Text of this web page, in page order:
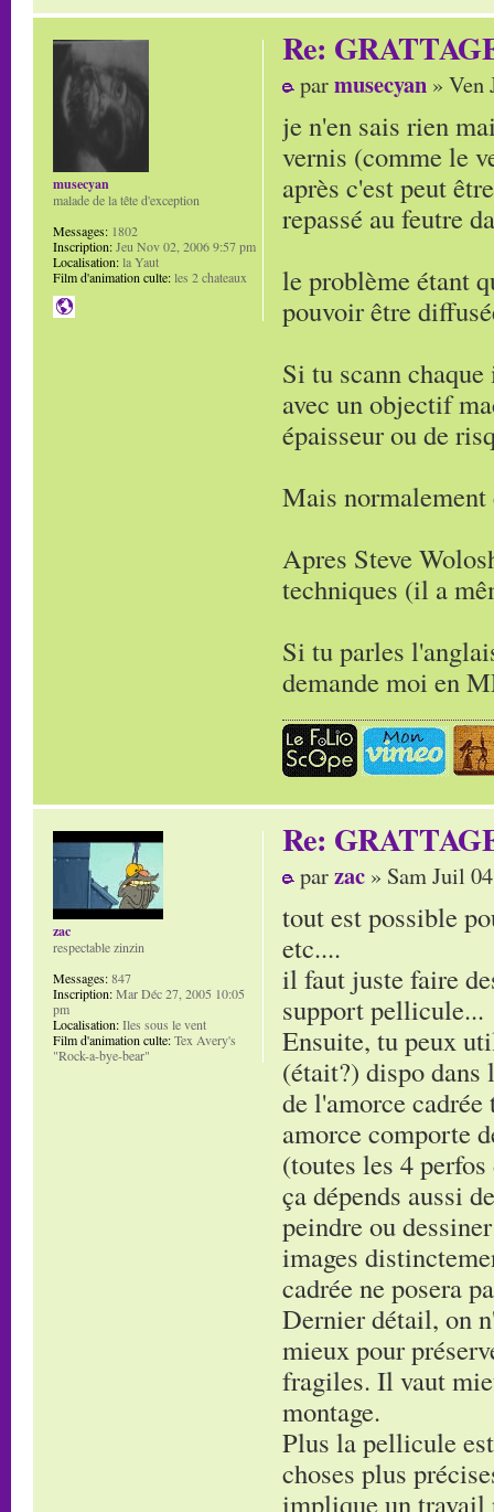
Re:
parmusecyan » Ven
je n'en sais rien
vernis (comme le
après c'est peut
repassé au feutre
le problème étant
pouvoir être
Si tu scann
avec un objectif
épaisseur ou de
Mais
Apres Steve
techniques (il a
Si tu parles
demande moi en
musecyan
malade de la tête d'exception
Messages: 1802
Inscription:Jeu Nov 02, 2006 9:57 pm
Localisation:la Yaut
Film d'animation culte:les 2 chateaux
Re:
parzac » Sam Juil
tout est possible
etc....
il faut juste faire
support pellicule...
Ensuite, tu peux
(était?) dispo
de l'amorce
amorce comporte
(toutes les 4
ça dépends aussi
peindre ou
images
cadrée ne posera
Dernier détail, on
mieux pour
fragiles. Il vaut
montage.
Plus la pellicule
choses plus
implique un
zac
respectable zinzin
Messages:847
Inscription:Mar Déc 27, 2005 10:05
pm
Localisation:Iles sous le vent
Film d'animation culte:Tex Avery's
"Rock-a-bye-bear"